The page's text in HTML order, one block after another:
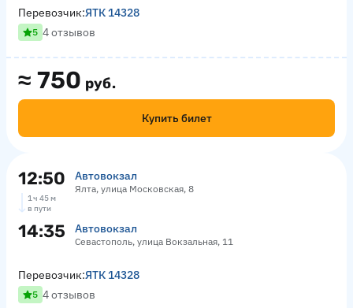
≈ 750 руб.
Купить билет
Перевозчик:ЯТК 14328
5 4 отзывов
12:50 Автовокзал
Ялта, улица Московская, 8
1 ч 45 м
в пути
14:35 Автовокзал
Севастополь, улица Вокзальная, 11
Перевозчик:ЯТК 14328
5 4 отзывов